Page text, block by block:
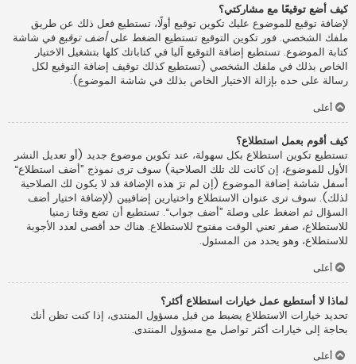
كيف أضع توقيعًا مع مشاركتي؟
لإضافة توقيع للموضوع عليك تكوين توقيع أولًا، تستطيع فعل ذلك عن طريق
ملفك الشخصي. فور تكوين التوقيع تستطيع الضغط علىأضف توقيع في شاشة
كتابة الموضوع. تستطيع إضافة التوقيع آليا في كتاباتك كلها بتشغيل الاختيار
الخاص بذلك في ملفك الشخصي (تستطيع كذلك توقيف إضافة التوقيع لكل
رسالة على حده بإزالة الاختيار الخاص بذلك في شاشة الموضوع).
أعلى
كيف أقوم بعمل استطلاع؟
تستطيع تكوين استطلاع بكل سهولة، عند تكوين موضوع جديد (أو تعديل النشر
الأول للموضوع، إن كانت لك تلك الصلاحية) سوف ترى نموذج ”أضف استطلاع“
أسفل شاشة إضافة الموضوع (إن لم ترَ هذه الإضافة قد لا يكون لك الصلاحية
لذلك). سوف ترى عنوان الاستطلاع واختيارين إضافيين (لإضافة اختيار أضف
السؤال ثم اضغط على وصلة ”أضف جواب“. تستطيع أن تضع وقتا زمنيا
للاستطلاع، صفر تعني الوقت مفتوح للاستطلاع. هناك حد أقصى لعدد الأجوبة
للاستطلاع، وهو يحدد من المسئول.
أعلى
لماذا لا أستطيع عمل خيارات استطلاع أكثر؟
تحديد خيارات الاستطلاع يضبط من قبل مسؤول المنتدى، إذا كنت تظن أنك
بحاجة إلى خيارات أكثر تواصل مع مسؤول المنتدى.
أعلى